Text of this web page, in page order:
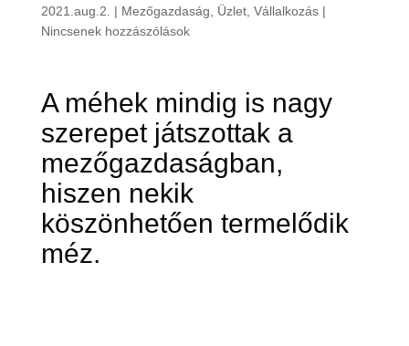
2021.aug.2. | Mezőgazdaság Üzlet, Vállalkozás|
Nincsenek hozzászólások
A méhek mindig is nagy
szerepet játszottak a
mezőgazdaságban,
hiszen nekik
köszönhetően termelődik
méz.